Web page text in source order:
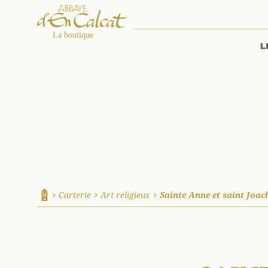
Accueil
Carterie Art religieux Sainte Anne et saint